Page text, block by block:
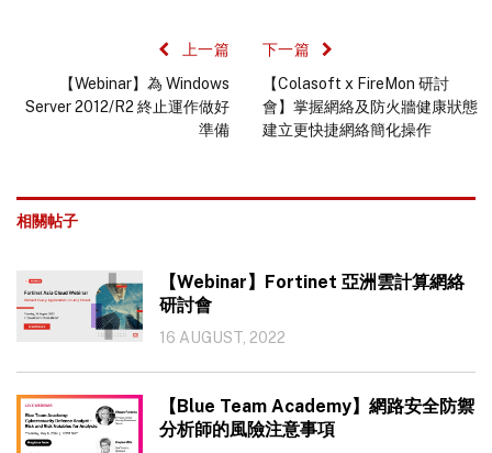
上一篇
【Webinar】為 Windows
Server 2012/R2 終止運作做好
準備
下一篇
【Colasoft x FireMon 研討
會】掌握網絡及防火牆健康狀態
建立更快捷網絡簡化操作
相關帖子
【Webinar】Fortinet 亞洲雲計算網絡
研討會
16 AUGUST, 2022
【Blue Team Academy】網路安全防禦
分析師的風險注意事項